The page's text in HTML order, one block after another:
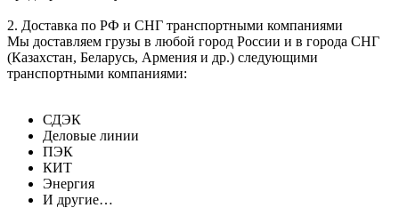
2. Доставка по РФ и СНГ транспортными компаниями
Мы доставляем грузы в любой город России и в города СНГ
(Казахстан, Беларусь, Армения и др.) следующими
транспортными компаниями:
СДЭК
Деловые линии
ПЭК
КИТ
Энергия
И другие…